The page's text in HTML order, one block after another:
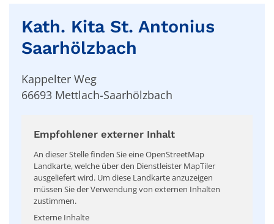
Kath. Kita St. Antonius
Saarhölzbach
Kappelter Weg
66693 Mettlach-Saarhölzbach
Empfohlener externer Inhalt
An dieser Stelle finden Sie eine OpenStreetMap
Landkarte, welche über den Dienstleister MapTiler
ausgeliefert wird. Um diese Landkarte anzuzeigen
müssen Sie der Verwendung von externen Inhalten
zustimmen.
Externe Inhalte